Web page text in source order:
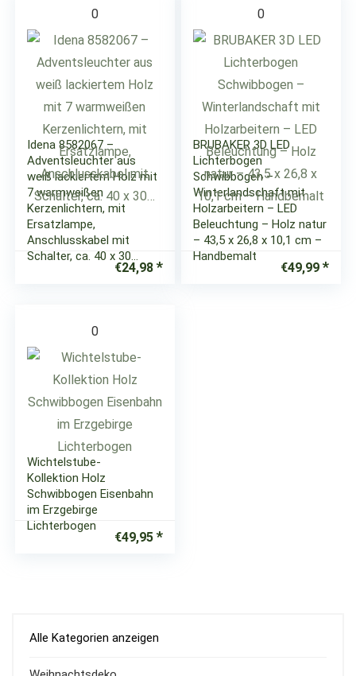
0
Idena 8582067 –
Adventsleuchter aus
weiß lackiertem Holz mit
7 warmweißen
Kerzenlichtern, mit
Ersatzlampe,
Anschlusskabel mit
Schalter, ca. 40 x 30…
€24,98
0
BRUBAKER 3D LED
Lichterbogen
Schwibbogen –
Winterlandschaft mit
Holzarbeitern – LED
Beleuchtung – Holz natur
– 43,5 x 26,8 x 10,1 cm –
Handbemalt
€49,99
0
Wichtelstube-
Kollektion Holz
Schwibbogen Eisenbahn
im Erzgebirge
Lichterbogen
€49,95
Alle Kategorien anzeigen